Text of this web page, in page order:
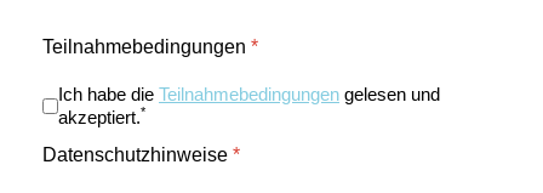
Teilnahmebedingungen *
Ich habe die Teilnahmebedingungen gelesen und
akzeptiert.*
Datenschutzhinweise *